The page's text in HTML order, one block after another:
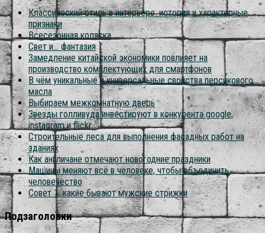
Классический стиль в интерьере: история и характерные
признаки
Всесезонная коляска
Свет и… фантазия
Замедление китайской экономики повлияет на
производство комплектующих для смартфонов
В чём уникальные и универсальные свойства персикового
масла
Выбираем межкомнатную дверь
Звезды голливуда инвестируют в конкурента google,
instagram и flickr
Строительные леса для выполнения фасадных работ на
зданиях
Как англичане отмечают новогодние праздники
Машины меняют всё в человеке, чтобы объединить
человечество
Совет 1: какие бывают мужские стрижки
Подзаголовки